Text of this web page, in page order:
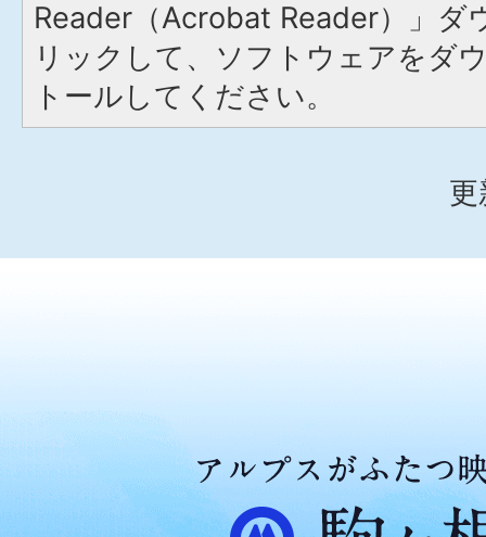
Reader（Acrobat Reader）」ダ
リックして、ソフトウェアをダ
トールしてください。
ア
ル